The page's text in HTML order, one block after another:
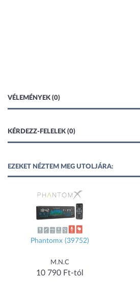
VÉLEMÉNYEK (0)
KÉRDEZZ-FELELEK (0)
EZEKET NÉZTEM MEG UTOLJÁRA:
Phantomx (39752)
M.N.C
10 790 Ft-tól